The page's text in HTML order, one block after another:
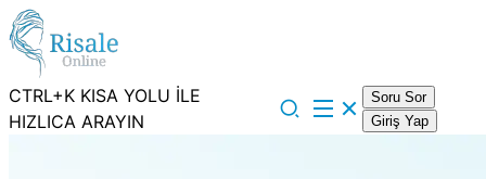
CTRL+K KISA YOLU İLE
HIZLICA ARAYIN
Soru Sor
Giriş Yap